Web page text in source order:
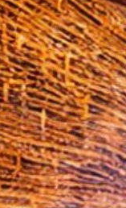
Powered by Bosa
Bannera